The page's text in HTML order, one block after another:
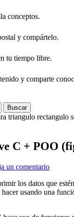
conceptos.
y compártelo.
tu tiempo libre.
y comparte
C + POO
un comentario
los datos que
usando una